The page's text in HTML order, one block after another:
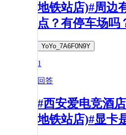
地铁站店)#周边
点？有停车场吗
YoYo_7A6F0N9Y
1
回答
#西安爱电竞酒
地铁站店)#显卡